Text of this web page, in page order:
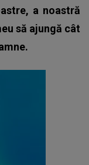
a noastră
să ajungă cât